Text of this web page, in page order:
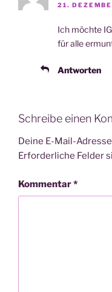
21.
Ich möch­te
für alle
Antworten
Schreibe einen
Deine E-Mail-
Erforderliche Felder
Kommentar*